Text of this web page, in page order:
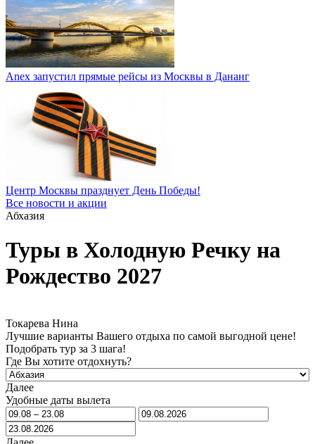
Anex запустил прямые рейсы из Москвы в Дананг
Центр Москвы празднует День Победы!
Все новости и акции
Абхазия
Туры в Холодную Речку на
Рождество 2027
Токарева Нина
Лучшие варианты Вашего отдыха по самой выгодной цене!
Подобрать тур за 3 шага!
Где Вы хотите отдохнуть?
Далее
Удобные даты вылета